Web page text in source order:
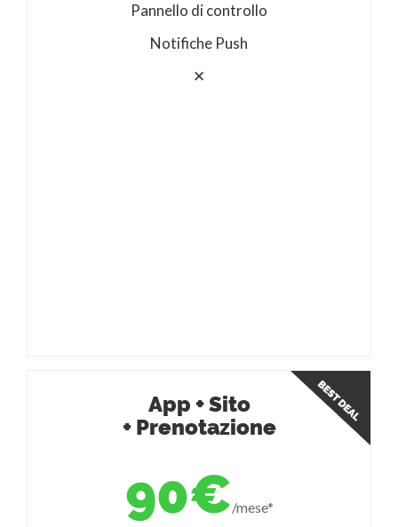
Pannello di controllo
Notifiche Push
✕
App + Sito
+ Prenotazione
90€/mese*